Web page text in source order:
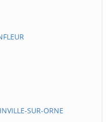
SUR-ORNE